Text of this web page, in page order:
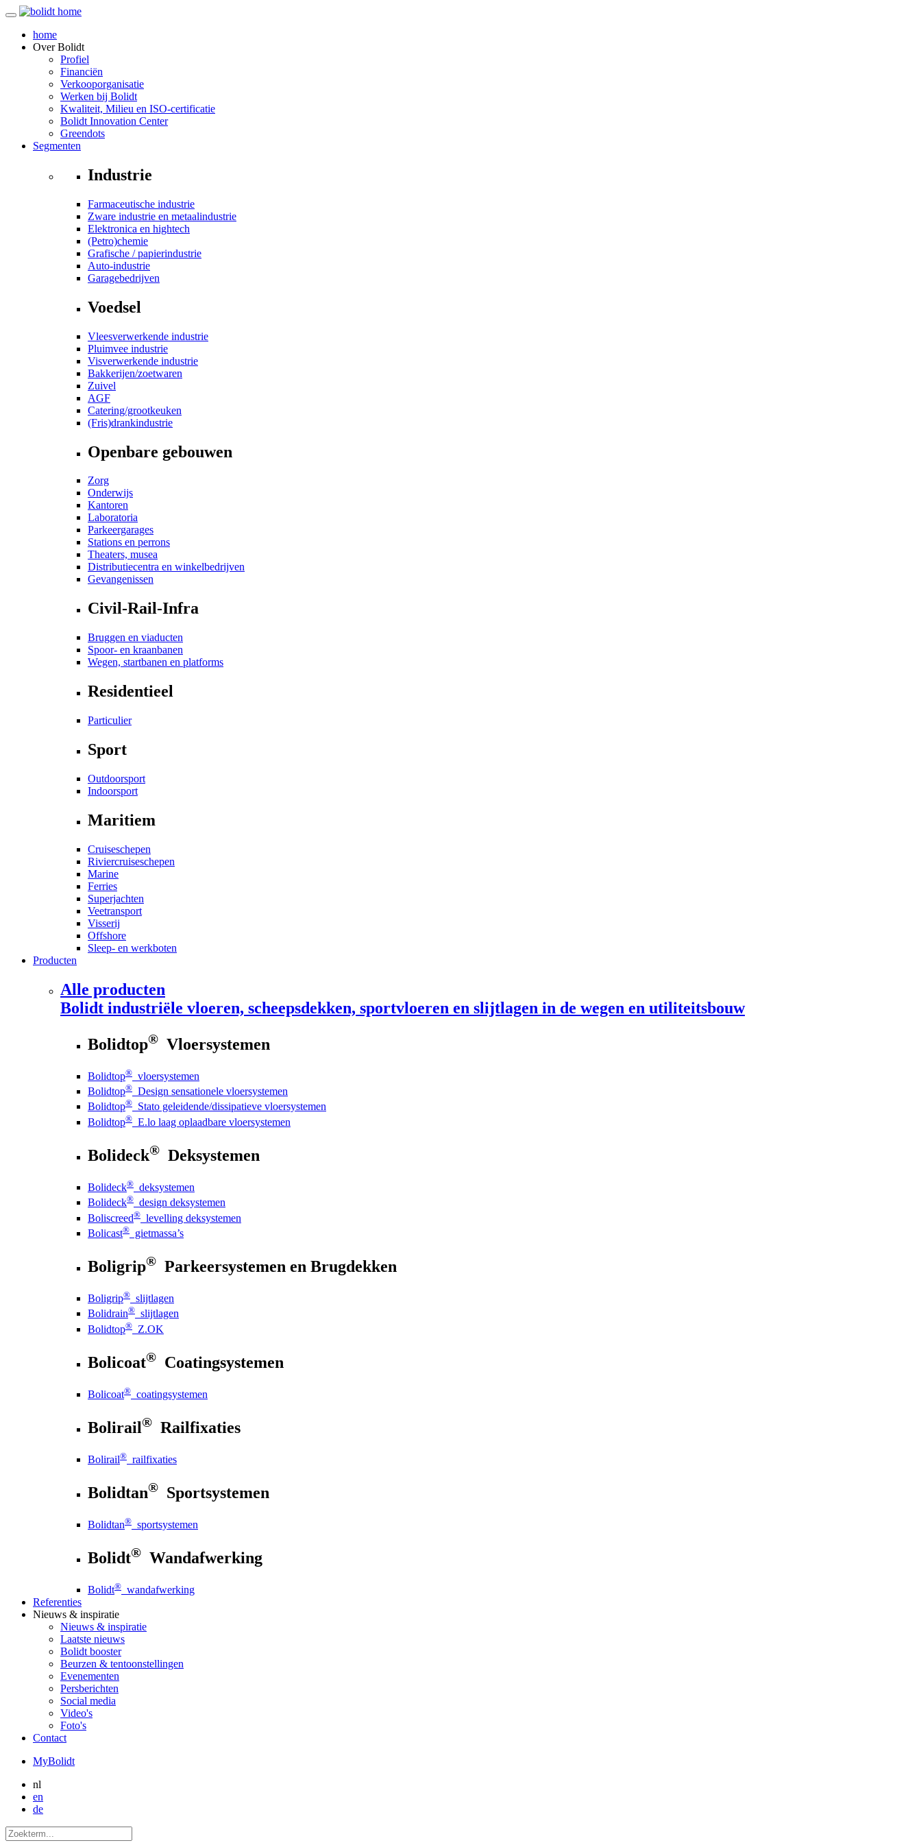
home
OverBolidt
Profiel
Financiën
Verkooporganisatie
Werken bij Bolidt
Kwaliteit, Milieu en ISO-certificatie
Bolidt Innovation Center
Greendots
Segmenten
Industrie
Farmaceutische industrie
Zware industrie en metaalindustrie
Elektronica en hightech
(Petro)chemie
Grafische / papierindustrie
Auto-industrie
Garagebedrijven
Voedsel
Vleesverwerkende industrie
Pluimvee industrie
Visverwerkende industrie
Bakkerijen/zoetwaren
Zuivel
AGF
Catering/grootkeuken
(Fris)drankindustrie
Openbare gebouwen
Zorg
Onderwijs
Kantoren
Laboratoria
Parkeergarages
Stations en perrons
Theaters, musea
Distributiecentra en winkelbedrijven
Gevangenissen
Civil-Rail-Infra
Bruggen en viaducten
Spoor- en kraanbanen
Wegen, startbanen en platforms
Residentieel
Particulier
Sport
Outdoorsport
Indoorsport
Maritiem
Cruiseschepen
Riviercruiseschepen
Marine
Ferries
Superjachten
Veetransport
Visserij
Offshore
Sleep- en werkboten
Producten
Alle producten
Bolidt industriële vloeren, scheepsdekken, sportvloeren en slijtlagen in de wegen en utiliteitsbouw
Bolidtop® Vloersystemen
Bolidtop® vloersystemen
Bolidtop® Design sensationele vloersystemen
Bolidtop® Stato geleidende/dissipatieve vloersystemen
Bolidtop® E.lo laag oplaadbare vloersystemen
Bolideck® Deksystemen
Bolideck® deksystemen
Bolideck® design deksystemen
Boliscreed® levelling deksystemen
Bolicast® gietmassa’s
Boligrip® Parkeersystemen en Brugdekken
Boligrip® slijtlagen
Bolidrain® slijtlagen
Bolidtop® Z.OK
Bolicoat® Coatingsystemen
Bolicoat® coatingsystemen
Bolirail® Railfixaties
Bolirail® railfixaties
Bolidtan® Sportsystemen
Bolidtan® sportsystemen
Bolidt® Wandafwerking
Bolidt® wandafwerking
Referenties
Nieuws & inspiratie
Nieuws & inspiratie
Laatste nieuws
Bolidt booster
Beurzen & tentoonstellingen
Evenementen
Persberichten
Social media
Video's
Foto's
Contact
MyBolidt
nl
en
de